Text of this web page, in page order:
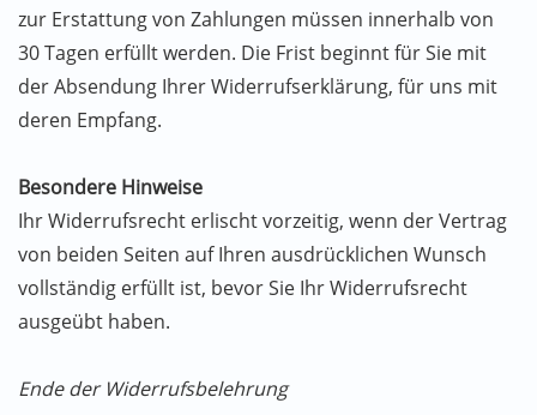
zur Erstattung von Zahlungen müssen innerhalb von
30 Tagen erfüllt werden. Die Frist beginnt für Sie mit
der Absendung Ihrer Widerrufserklärung, für uns mit
deren Empfang.
Besondere Hinweise
Ihr Widerrufsrecht erlischt vorzeitig, wenn der Vertrag
von beiden Seiten auf Ihren ausdrücklichen Wunsch
vollständig erfüllt ist, bevor Sie Ihr Widerrufsrecht
ausgeübt haben.
Ende der Widerrufsbelehrung